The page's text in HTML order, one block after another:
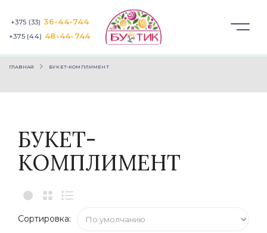
+375 (33) 36-44-744
+375 (44) 48-44-744
ГЛАВНАЯ БУКЕТ-КОМПЛИМЕНТ
БУКЕТ-
КОМПЛИМЕНТ
Сортировка: